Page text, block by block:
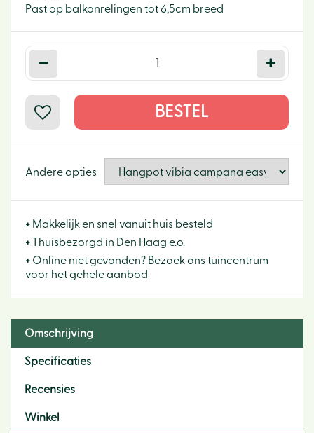
Past op balkonrelingen tot 6,5cm breed
Andere opties
+ Makkelijk en snel vanuit huis besteld
+ Thuisbezorgd in Den Haag e.o.
+ Online niet gevonden? Bezoek ons tuincentrum
voor het gehele aanbod
Omschrijving
Specificaties
Recensies
Winkel